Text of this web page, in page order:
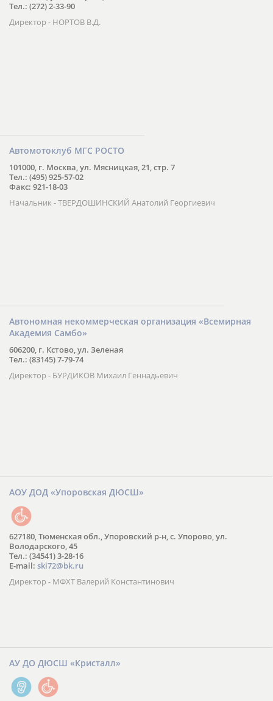
Тел.: (272) 2-33-90
Директор - НОРТОВ В.Д.
Автомотоклуб МГС РОСТО
101000, г. Москва, ул. Мясницкая, 21, стр. 7
Тел.: (495) 925-57-02
Факс: 921-18-03
Начальник - ТВЕРДОШИНСКИЙ Анатолий Георгиевич
Автономная некоммерческая организация «Всемирная
Академия Самбо»
606200, г. Кстово, ул. Зеленая
Тел.: (83145) 7-79-74
Директор - БУРДИКОВ Михаил Геннадьевич
АОУ ДОД «Упоровская ДЮСШ»
627180, Тюменская обл., Упоровский р-н, с. Упорово, ул.
Володарского, 45
Тел.: (34541) 3-28-16
E-mail: ski72@bk.ru
Директор - МФХТ Валерий Константинович
АУ ДО ДЮСШ «Кристалл»